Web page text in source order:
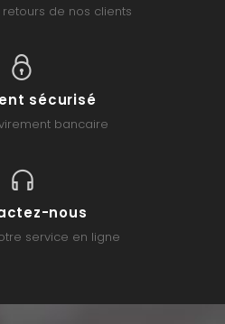
de nos clients
sécurisé
bancaire
nous
service en ligne